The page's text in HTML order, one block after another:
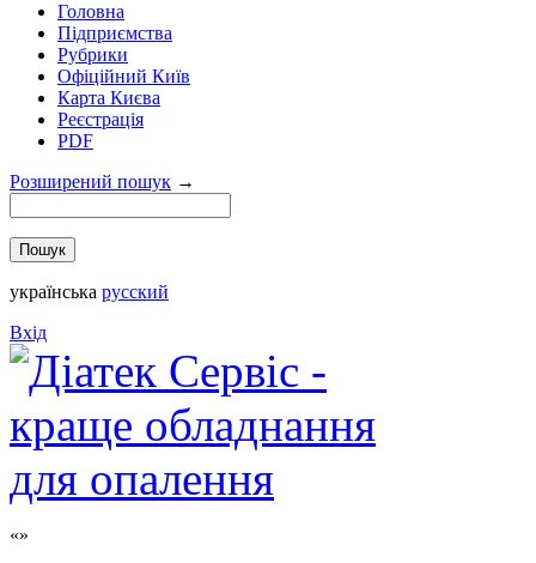
Головна
Підприємства
Рубрики
Офіційний Київ
Карта Києва
Реєстрація
PDF
Розширений пошук →
українська русский
Вхід